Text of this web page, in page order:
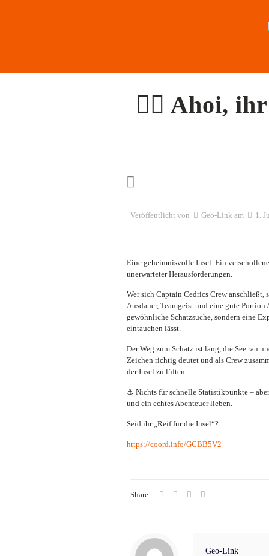
🏴‍☠️ Ahoi,
Veröffentlicht von Geo-Link am 1.
Eine geheimnisvolle Insel. Ein
unerwarteter Herausforderungen.
Wer sich Captain Cedrics Crew anschließt,
Ausdauer, Teamgeist und eine gute
gewöhnliche Schatzsuche, sondern eine
eintauchen lässt.
Der Weg zum Schatz ist lang, die See rau
Zeichen richtig deutet und als Crew
der Insel zu lüften.
⚓ Nichts für schnelle Statistikpunkte –
und ein echtes Abenteuer lieben.
Seid ihr „Reif für die Insel“?
https://coord.info/GCBB5V2
Share
Geo-Link